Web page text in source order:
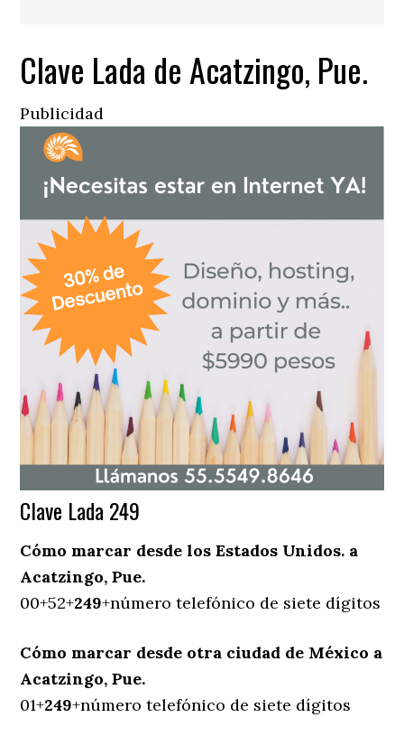
Clave Lada de Acatzingo, Pue.
Publicidad
Clave Lada 249
Cómo marcar desde los Estados Unidos. a
Acatzingo, Pue.
00+52+249+número telefónico de siete dígitos
Cómo marcar desde otra ciudad de México a
Acatzingo, Pue.
01+249+número telefónico de siete dígitos